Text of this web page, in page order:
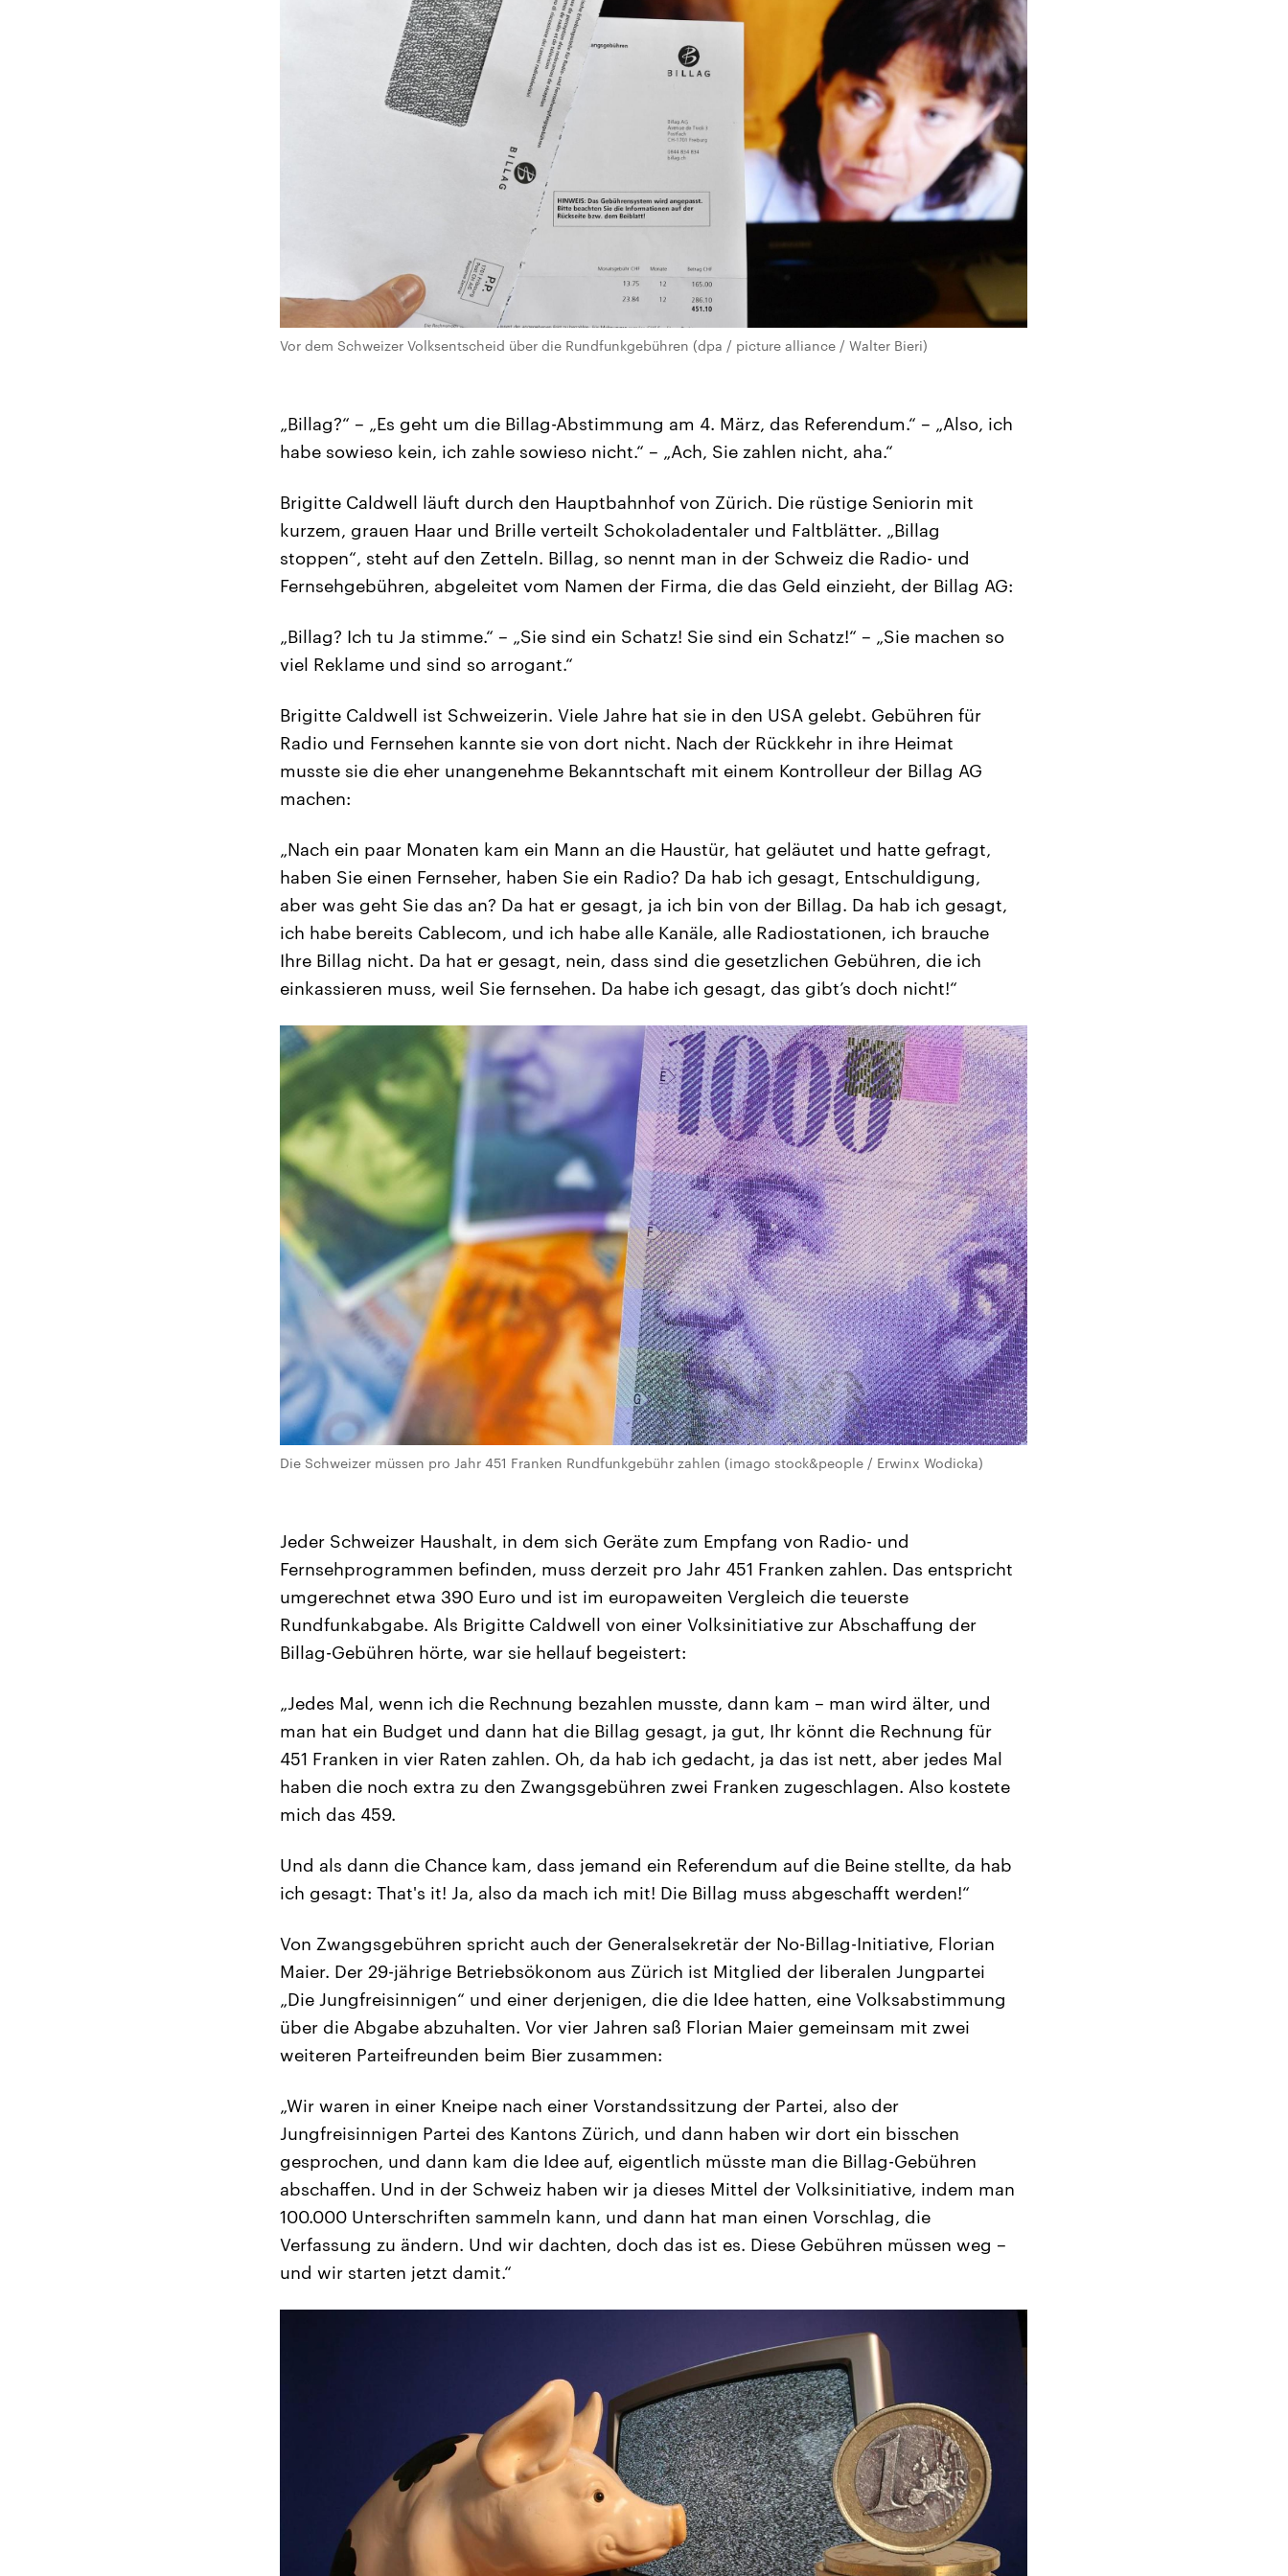
Vor dem Schweizer Volksentscheid über die Rundfunkgebühren (dpa / picture alliance / Walter Bieri)
„Billag?“ – „Es geht um die Billag-Abstimmung am 4. März, das Referendum.“ – „Also, ich
habe sowieso kein, ich zahle sowieso nicht.“ – „Ach, Sie zahlen nicht, aha.“
Brigitte Caldwell läuft durch den Hauptbahnhof von Zürich. Die rüstige Seniorin mit
kurzem, grauen Haar und Brille verteilt Schokoladentaler und Faltblätter. „Billag
stoppen“, steht auf den Zetteln. Billag, so nennt man in der Schweiz die Radio- und
Fernsehgebühren, abgeleitet vom Namen der Firma, die das Geld einzieht, der Billag AG:
„Billag? Ich tu Ja stimme.“ – „Sie sind ein Schatz! Sie sind ein Schatz!“ – „Sie machen so
viel Reklame und sind so arrogant.“
Brigitte Caldwell ist Schweizerin. Viele Jahre hat sie in den USA gelebt. Gebühren für
Radio und Fernsehen kannte sie von dort nicht. Nach der Rückkehr in ihre Heimat
musste sie die eher unangenehme Bekanntschaft mit einem Kontrolleur der Billag AG
machen:
„Nach ein paar Monaten kam ein Mann an die Haustür, hat geläutet und hatte gefragt‚
haben Sie einen Fernseher, haben Sie ein Radio? Da hab ich gesagt, Entschuldigung,
aber was geht Sie das an? Da hat er gesagt, ja ich bin von der Billag. Da hab ich gesagt,
ich habe bereits Cablecom, und ich habe alle Kanäle, alle Radiostationen, ich brauche
Ihre Billag nicht. Da hat er gesagt, nein, dass sind die gesetzlichen Gebühren, die ich
einkassieren muss, weil Sie fernsehen. Da habe ich gesagt, das gibt’s doch nicht!“
Die Schweizer müssen pro Jahr 451 Franken Rundfunkgebühr zahlen (imago stock&people / Erwinx Wodicka)
Jeder Schweizer Haushalt, in dem sich Geräte zum Empfang von Radio- und
Fernsehprogrammen befinden, muss derzeit pro Jahr 451 Franken zahlen. Das entspricht
umgerechnet etwa 390 Euro und ist im europaweiten Vergleich die teuerste
Rundfunkabgabe. Als Brigitte Caldwell von einer Volksinitiative zur Abschaffung der
Billag-Gebühren hörte, war sie hellauf begeistert:
„Jedes Mal, wenn ich die Rechnung bezahlen musste, dann kam – man wird älter, und
man hat ein Budget und dann hat die Billag gesagt, ja gut, Ihr könnt die Rechnung für
451 Franken in vier Raten zahlen. Oh, da hab ich gedacht, ja das ist nett, aber jedes Mal
haben die noch extra zu den Zwangsgebühren zwei Franken zugeschlagen. Also kostete
mich das 459.
Und als dann die Chance kam, dass jemand ein Referendum auf die Beine stellte, da hab
ich gesagt: That's it! Ja, also da mach ich mit! Die Billag muss abgeschafft werden!“
Von Zwangsgebühren spricht auch der Generalsekretär der No-Billag-Initiative, Florian
Maier. Der 29-jährige Betriebsökonom aus Zürich ist Mitglied der liberalen Jungpartei
„Die Jungfreisinnigen“ und einer derjenigen, die die Idee hatten, eine Volksabstimmung
über die Abgabe abzuhalten. Vor vier Jahren saß Florian Maier gemeinsam mit zwei
weiteren Parteifreunden beim Bier zusammen:
„Wir waren in einer Kneipe nach einer Vorstandssitzung der Partei, also der
Jungfreisinnigen Partei des Kantons Zürich, und dann haben wir dort ein bisschen
gesprochen, und dann kam die Idee auf, eigentlich müsste man die Billag-Gebühren
abschaffen. Und in der Schweiz haben wir ja dieses Mittel der Volksinitiative, indem man
100.000 Unterschriften sammeln kann, und dann hat man einen Vorschlag, die
Verfassung zu ändern. Und wir dachten, doch das ist es. Diese Gebühren müssen weg –
und wir starten jetzt damit.“